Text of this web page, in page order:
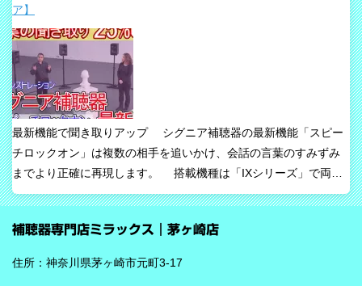
「Auracast標準搭載」が主な特長です。 ビビアが目指している
のは、単純な増幅だけではありません。 周囲の音の中から、聞き
たい声に意識を向けやすくすること、そして自然な聞こえ方をで
きるだけ保ちながら会話を楽にすることが、このシリーズの重要
な考え方です。 ビビアの中核は【IA】という考え方 ビビアで
は、リサウンドがIntelligence Augmented（インテリジェンス・オ
ーグメンテッド）と呼ぶ考え方を採用しています。 これは、AIが
すべてを一方的に処理するのではなく、人の脳が本来持っている
音を選び取る力を支えるという発想で、脳の自然な処理を助ける
ためのAIとしています。 騒がしい場所では、相手の声だけでな
音が同時に耳に入ってきます。 ビビアは、そうした場面で必要な
ことばと不要な雑音のコントラストをつくる方向で働くことが特
ア】
最新機能で聞き取りアップ シグニア補聴器の最新機能「スピー
チロックオン」は複数の相手を追いかけ、会話の言葉のすみずみ
までより正確に再現します。 搭載機種は「IXシリーズ」で両耳
装用時に働きます。片耳装用の場合は、ワードロックオン機能で
し、7クラスならデータを192,000個収集するから、騒音下での言
補聴器専門店ミラックス｜茅ヶ崎店
住所：神奈川県茅ヶ崎市元町3-17